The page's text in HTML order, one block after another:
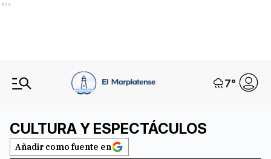
Ads
7°
CULTURA Y ESPECTÁCULOS
Añadir como fuente en